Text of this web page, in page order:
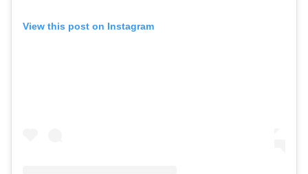
View this post on Instagram